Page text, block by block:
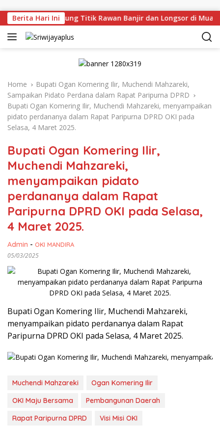
Berita Hari Ini
Tinjau Langsung Titik Rawan Banjir dan Longsor di Muara
Home
Bupati Ogan Komering Ilir, Muchendi Mahzareki,
Sampaikan Pidato Perdana dalam Rapat Paripurna DPRD
Bupati Ogan Komering Ilir, Muchendi Mahzareki, menyampaikan
pidato perdananya dalam Rapat Paripurna DPRD OKI pada
Selasa, 4 Maret 2025.
Bupati Ogan Komering Ilir,
Muchendi Mahzareki,
menyampaikan pidato
perdananya dalam Rapat
Paripurna DPRD OKI pada Selasa,
4 Maret 2025.
Admin - OKI MANDIRA
05/03/2025
Bupati Ogan Komering Ilir, Muchendi Mahzareki,
menyampaikan pidato perdananya dalam Rapat
Paripurna DPRD OKI pada Selasa, 4 Maret 2025.
Muchendi Mahzareki
Ogan Komering Ilir
OKI Maju Bersama
Pembangunan Daerah
Rapat Paripurna DPRD
Visi Misi OKI